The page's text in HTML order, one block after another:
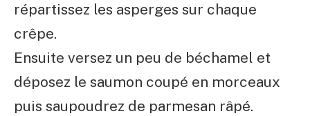
répartissez les asperges sur chaque
crêpe.
Ensuite versez un peu de béchamel et
déposez le saumon coupé en morceaux
puis saupoudrez de parmesan râpé.